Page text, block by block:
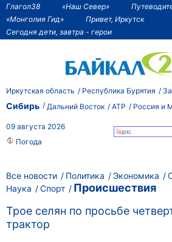
Глагол38 «Наш Север»
«Монголия Гид»
Привет, Иркутск
Сегодня дети, завтра - герои
Иркутская область Республика Бурятия
Сибирь Дальний Восток АТР Россия и
09 августа 2026
Погода
Все новости Политика Экономика
Наука
Спорт
Происшествия
Трое селян по просьбе
трактор